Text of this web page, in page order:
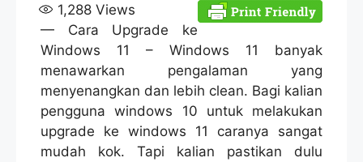
1,288 Views
— Cara Upgrade ke
Windows 11 – Windows 11 banyak
menawarkan pengalaman yang
menyenangkan dan lebih clean. Bagi kalian
pengguna windows 10 untuk melakukan
upgrade ke windows 11 caranya sangat
mudah kok. Tapi kalian pastikan dulu